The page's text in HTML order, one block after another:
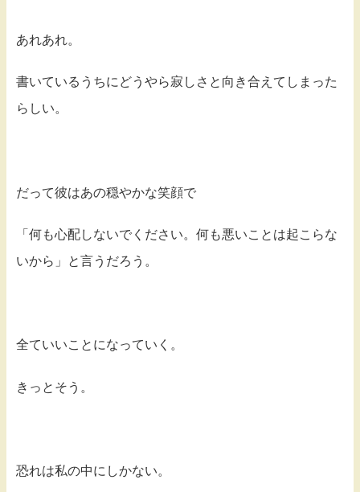
あれあれ。
書いているうちにどうやら寂しさと向き合えてしまった
らしい。
だって彼はあの穏やかな笑顔で
「何も心配しないでください。何も悪いことは起こらな
いから」と言うだろう。
全ていいことになっていく。
きっとそう。
恐れは私の中にしかない。